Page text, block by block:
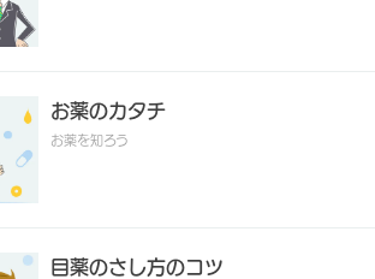
お薬のカタチ
お薬を知ろう
目薬のさし方のコツ